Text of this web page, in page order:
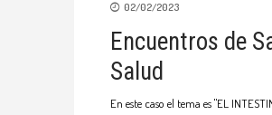
02/02/2023
Encuentros de
Salud
En este caso el tema es "EL